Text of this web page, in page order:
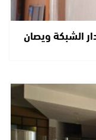
الشبكة ويصان